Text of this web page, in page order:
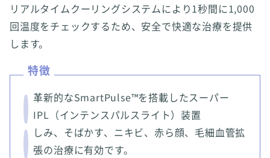
リアルタイムクーリングシステムにより1秒間に1,000
回温度をチェックするため、安全で快適な治療を提供
します。
特徴
革新的なSmartPulse™を搭載したスーパー
IPL（インテンスパルスライト）装置
しみ、そばかす、ニキビ、赤ら顔、毛細血管拡
張の治療に有効です。